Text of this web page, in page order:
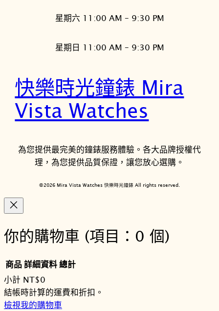
星期六 11:00 AM – 9:30 PM
星期日 11:00 AM – 9:30 PM
快樂時光鐘錶 Mira
Vista Watches
為您提供最完美的鐘錶服務體驗。各大品牌授權代
理，為您提供品質保證，讓您放心選購。
©2026 Mira Vista Watches 快樂時光鐘錶 All rights reserved.
你的購物車 (項目：0 個)
購
商品詳細資料總計
小計 NT$0
結帳時計算的運費和折扣。
檢視我的購物車